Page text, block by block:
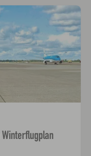
Winterflugplan